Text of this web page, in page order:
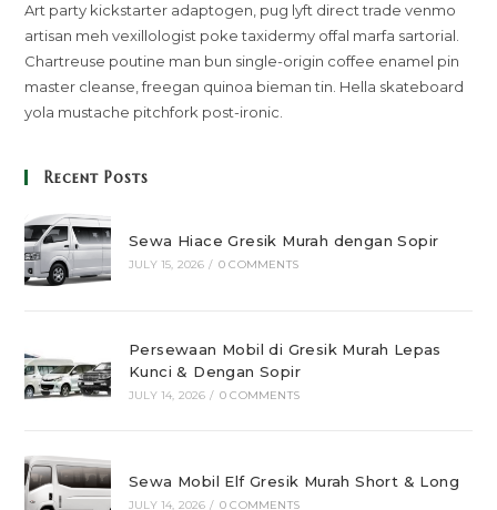
Art party kickstarter adaptogen, pug lyft direct trade venmo
artisan meh vexillologist poke taxidermy offal marfa sartorial.
Chartreuse poutine man bun single-origin coffee enamel pin
master cleanse, freegan quinoa bieman tin. Hella skateboard
yola mustache pitchfork post-ironic.
Recent Posts
Sewa Hiace Gresik Murah dengan Sopir
JULY 15, 2026 / 0 COMMENTS
Persewaan Mobil di Gresik Murah Lepas
Kunci & Dengan Sopir
JULY 14, 2026 / 0 COMMENTS
Sewa Mobil Elf Gresik Murah Short & Long
JULY 14, 2026 / 0 COMMENTS